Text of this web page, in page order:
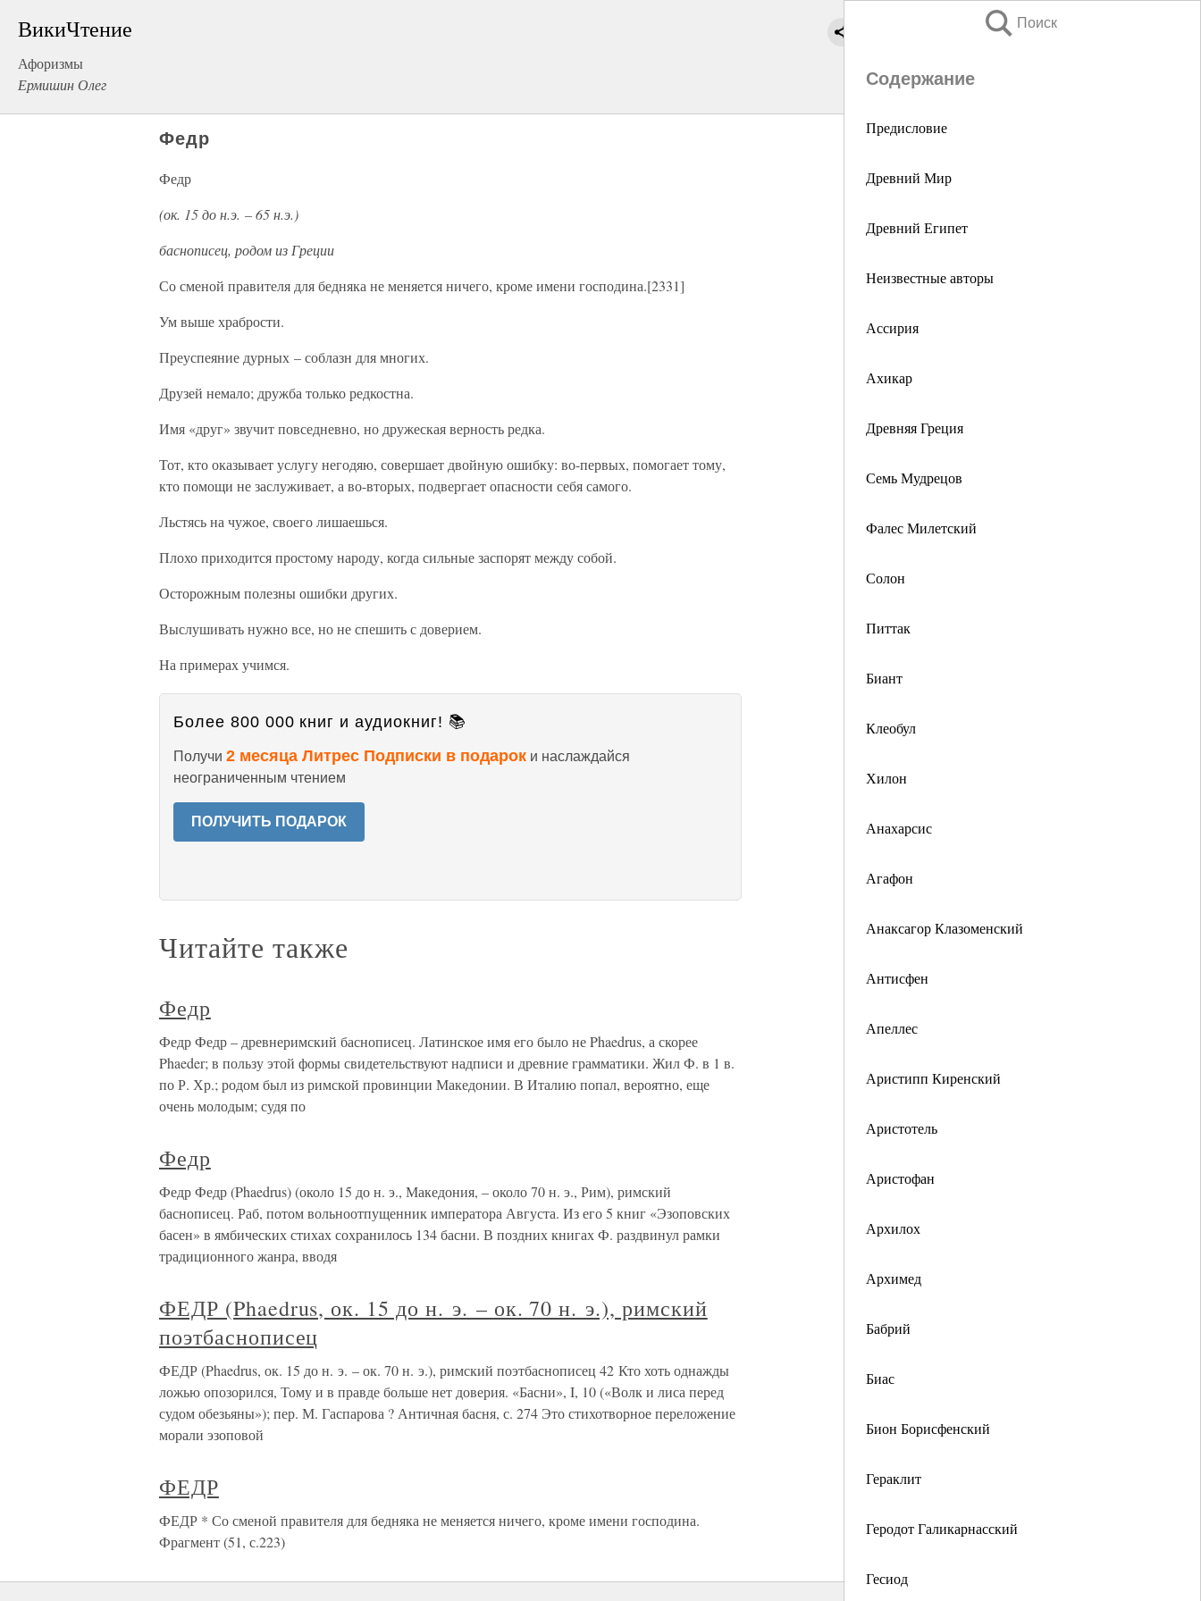
ВикиЧтение
Афоризмы
Ермишин Олег
Поиск
Содержание
Предисловие
Древний Мир
Древний Египет
Неизвестные авторы
Ассирия
Ахикар
Древняя Греция
Семь Мудрецов
Фалес Милетский
Солон
Питтак
Биант
Клеобул
Хилон
Анахарсис
Агафон
Анаксагор Клазоменский
Антисфен
Апеллес
Аристипп Киренский
Аристотель
Аристофан
Архилох
Архимед
Бабрий
Биас
Бион Борисфенский
Гераклит
Геродот Галикарнасский
Гесиод
Федр
Федр
(ок. 15 до н.э. – 65 н.э.)
баснописец, родом из Греции
Со сменой правителя для бедняка не меняется ничего, кроме имени господина.[2331]
Ум выше храбрости.
Преуспеяние дурных – соблазн для многих.
Друзей немало; дружба только редкостна.
Имя «друг» звучит повседневно, но дружеская верность редка.
Тот, кто оказывает услугу негодяю, совершает двойную ошибку: во-первых, помогает тому,
кто помощи не заслуживает, а во-вторых, подвергает опасности себя самого.
Льстясь на чужое, своего лишаешься.
Плохо приходится простому народу, когда сильные заспорят между собой.
Осторожным полезны ошибки других.
Выслушивать нужно все, но не спешить с доверием.
На примерах учимся.
Более 800 000 книг и аудиокниг! 📚
Получи 2 месяца Литрес Подписки в подарок и наслаждайся
неограниченным чтением
ПОЛУЧИТЬ ПОДАРОК
Читайте также
Федр
Федр Федр – древнеримский баснописец. Латинское имя его было не Phaedrus, а скорее
Phaeder; в пользу этой формы свидетельствуют надписи и древние грамматики. Жил Ф. в 1 в.
по Р. Хр.; родом был из римской провинции Македонии. В Италию попал, вероятно, еще
очень молодым; судя по
Федр
Федр Федр (Phaedrus) (около 15 до н. э., Македония, – около 70 н. э., Рим), римский
баснописец. Раб, потом вольноотпущенник императора Августа. Из его 5 книг «Эзоповских
басен» в ямбических стихах сохранилось 134 басни. В поздних книгах Ф. раздвинул рамки
традиционного жанра, вводя
ФЕДР (Phaedrus, ок. 15 до н. э. – ок. 70 н. э.), римский
поэтбаснописец
ФЕДР (Phaedrus, ок. 15 до н. э. – ок. 70 н. э.), римский поэтбаснописец 42 Кто хоть однажды
ложью опозорился, Тому и в правде больше нет доверия. «Басни», I, 10 («Волк и лиса перед
судом обезьяны»); пер. М. Гаспарова ? Античная басня, с. 274 Это стихотворное переложение
морали эзоповой
ФЕДР
ФЕДР * Со сменой правителя для бедняка не меняется ничего, кроме имени господина.
Фрагмент (51, с.223)